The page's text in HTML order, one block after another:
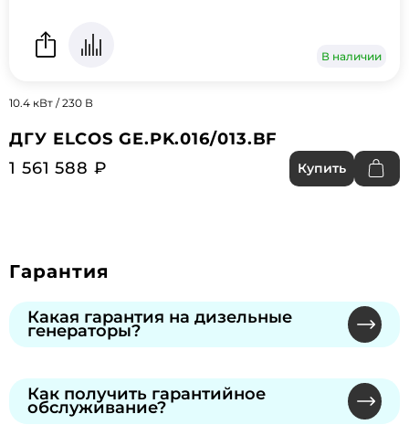
В наличии
10.4 кВт / 230 В
ДГУ ELCOS GE.PK.016/013.BF
1 561 588 ₽
Купить
Гарантия
Какая гарантия на дизельные
генераторы?
производителей через сеть
сертифицированных сервисных центров.
Как получить гарантийное
обслуживание?